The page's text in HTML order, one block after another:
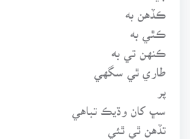
ڪڏهن به
طاري ٿي سگهي
سڀ کان وڌيڪ تباهي
تڏهن ٿي ٿئي